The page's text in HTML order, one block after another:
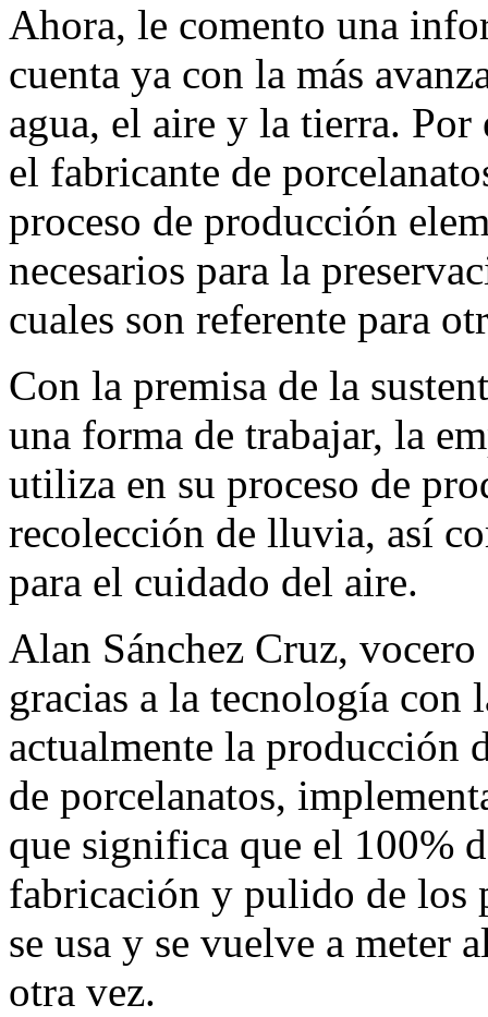
Ahora, le comento una
cuenta ya con la más
agua, el aire y la tierra.
el fabricante de
proceso de producción
necesarios para la
cuales son referente para
Con la premisa de la
una forma de trabajar, la
utiliza en su proceso de
recolección de lluvia, así
para el cuidado del aire.
Alan Sánchez Cruz,
gracias a la tecnología con
actualmente la producción
de porcelanatos,
que significa que el 100%
fabricación y pulido de los
se usa y se vuelve a meter
otra vez.